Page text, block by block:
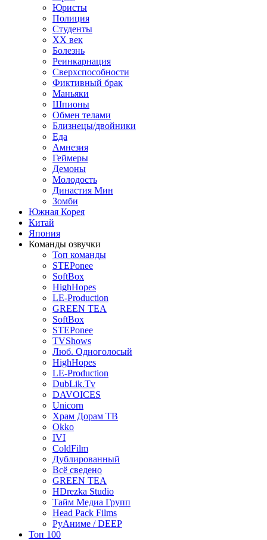
Юристы
Полиция
Студенты
ХХ век
Болезнь
Реинкарнация
Сверхспособности
Фиктивный брак
Маньяки
Шпионы
Обмен телами
Близнецы/двойники
Еда
Амнезия
Геймеры
Демоны
Молодость
Династия Мин
Зомби
Южная Корея
Китай
Япония
Команды озвучки
Топ команды
STEPonee
SoftBox
HighHopes
LE-Production
GREEN TEA
SoftBox
STEPonee
TVShows
Люб. Одноголосый
HighHopes
LE-Production
DubLik.Tv
DAVOICES
Unicorn
Храм Дорам ТВ
Okko
IVI
ColdFilm
Дублированный
Всё сведено
GREEN TEA
HDrezka Studio
Тайм Медиа Групп
Head Pack Films
РуАниме / DEEP
Топ 100